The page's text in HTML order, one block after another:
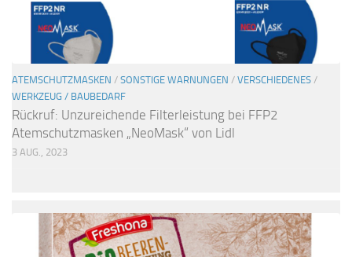
ATEMSCHUTZMASKEN / SONSTIGE WARNUNGEN / VERSCHIEDENES /
WERKZEUG / BAUBEDARF
Rückruf: Unzureichende Filterleistung bei FFP2
Atemschutzmasken „NeoMask“ von Lidl
3 AUG., 2023